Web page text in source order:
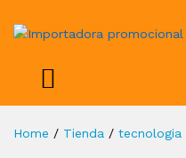
Home / Tienda / tecnologia